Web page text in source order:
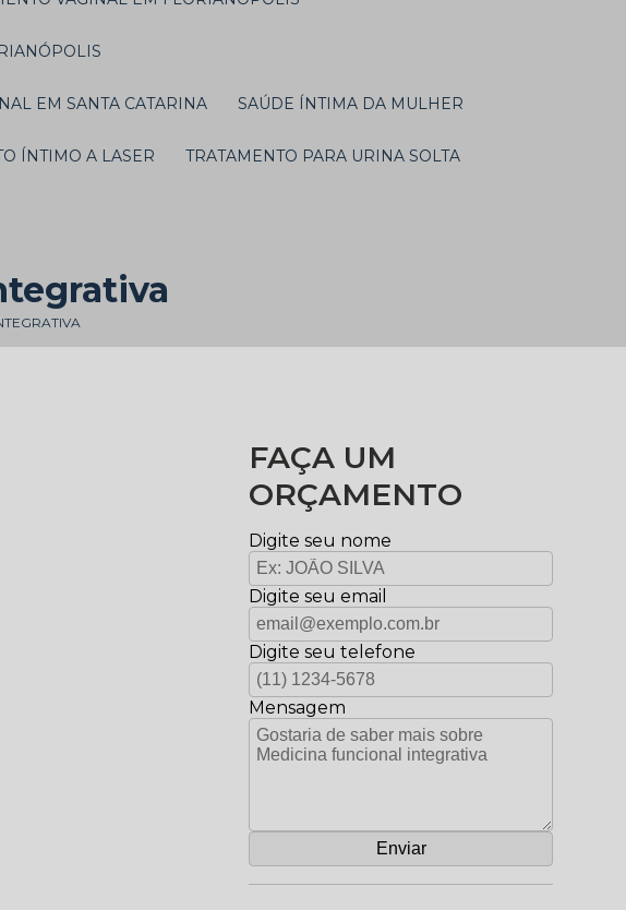
EM SANTA CATARINA SAÚDE ÍNTIMA DA MULHER
ÍNTIMO A LASER TRATAMENTO PARA URINA SOLTA
FAÇA UM
ORÇAMENTO
Digite seu nome
Digite seu email
Digite seu telefone
Mensagem